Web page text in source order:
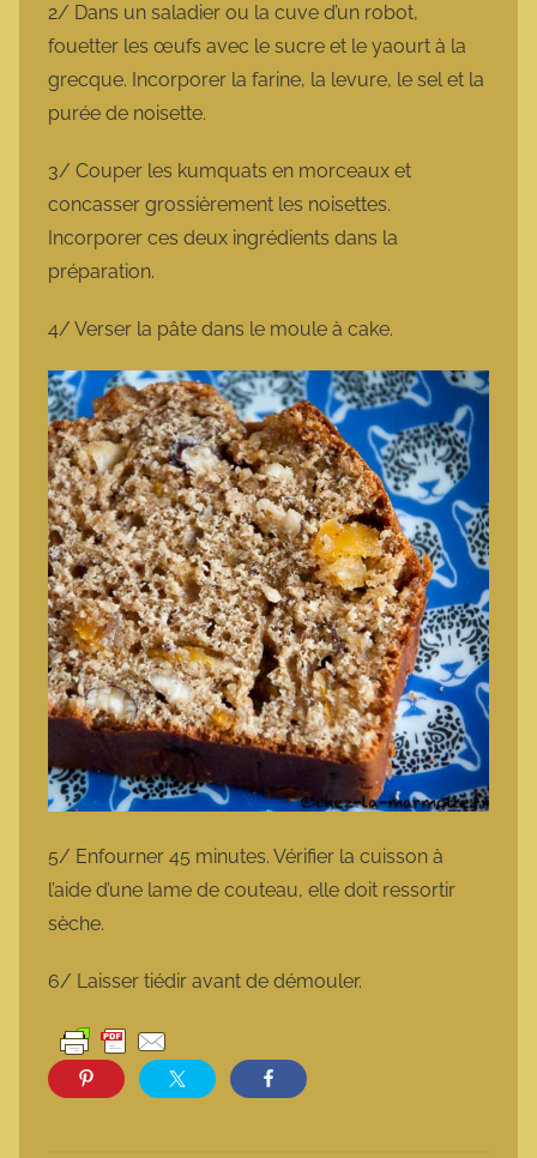
2/ Dans un saladier ou la cuve d’un robot,
fouetter les œufs avec le sucre et le yaourt à la
grecque. Incorporer la farine, la levure, le sel et la
purée de noisette.
3/ Couper les kumquats en morceaux et
concasser grossièrement les noisettes.
Incorporer ces deux ingrédients dans la
préparation.
4/ Verser la pâte dans le moule à cake.
5/ Enfourner 45 minutes. Vérifier la cuisson à
l’aide d’une lame de couteau, elle doit ressortir
sèche.
6/ Laisser tiédir avant de démouler.